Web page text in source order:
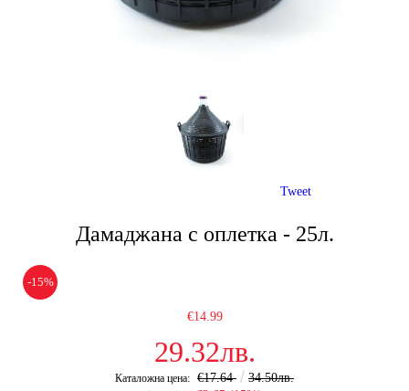
Дамаджана с оплетка - 25л.
-15%
€14.99
29.32лв.
Каталожна цена: €17.64 34.50лв.
Tweet